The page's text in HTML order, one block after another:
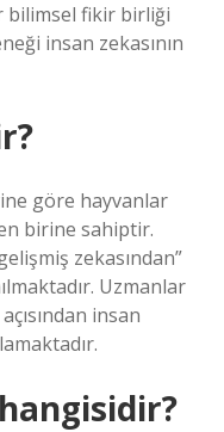
bilimsel fikir birliği
insan zekasının
göre hayvanlar
birine sahiptir.
zekasından”
Uzmanlar
insan